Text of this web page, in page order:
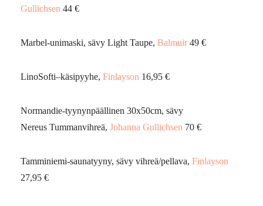
Gullichsen 44 €
Marbel-unimaski, sävy Light Taupe, Balmuir49 €
LinoSofti–käsipyyhe, Finlayson 16,95 €
Normandie-tyynynpäällinen 30x50cm, sävy
Nereus Tummanvihreä, Johanna Gullichsen 70 €
Tamminiemi-saunatyyny, sävy vihreä/pellava, Finlayson
27,95 €